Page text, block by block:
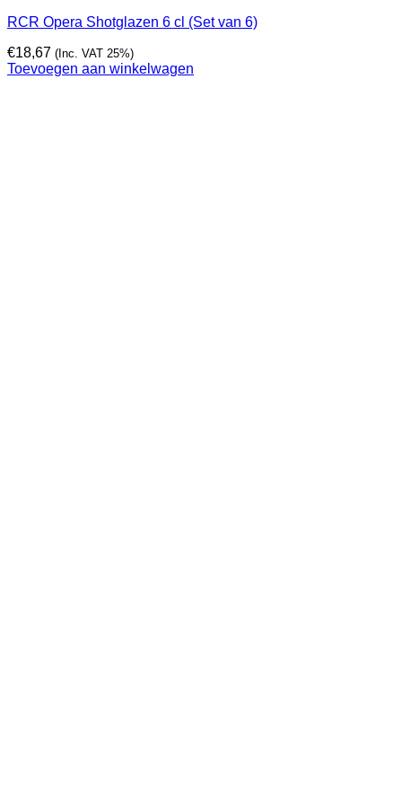
RCR Opera Shotglazen 6 cl (Set van 6)
€18,67 (Inc. VAT 25%)
Toevoegen aan winkelwagen